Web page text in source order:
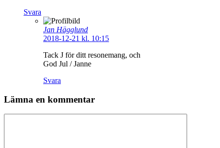
Svara
Jan Hägglund
2018-12-21 kl. 10:15
Tack J för ditt resonemang, och
God Jul / Janne
Svara
Lämna en kommentar